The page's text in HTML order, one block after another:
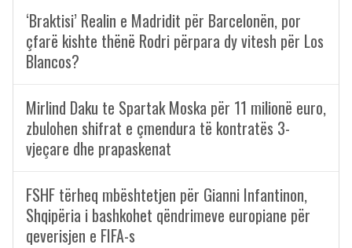
‘Braktisi’ Realin e Madridit për Barcelonën, por
çfarë kishte thënë Rodri përpara dy vitesh për Los
Blancos?
Mirlind Daku te Spartak Moska për 11 milionë euro,
zbulohen shifrat e çmendura të kontratës 3-
vjeçare dhe prapaskenat
FSHF tërheq mbështetjen për Gianni Infantinon,
Shqipëria i bashkohet qëndrimeve europiane për
qeverisjen e FIFA-s